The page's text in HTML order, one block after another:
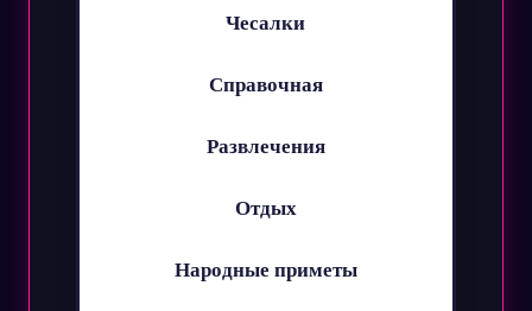
Чесалки
Справочная
Развлечения
Отдых
Народные приметы